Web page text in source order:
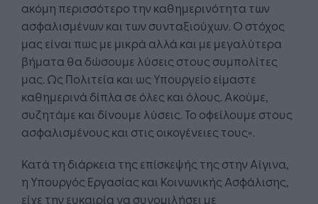
ακόμη περισσότερο την καθημερινότητα των
ασφαλισμένων και των συνταξιούχων. Ο στόχος
μας είναι πως με μικρά αλλά και με μεγαλύτερα
βήματα θα δώσουμε λύσεις στους συμπολίτες
μας. Ως Πολιτεία και ως Υπουργείο είμαστε
καθημερινά δίπλα σε όλες και όλους. Ακούμε,
συζητάμε και δίνουμε λύσεις. Το οφείλουμε στους
ασφαλισμένους και στις οικογένειες τους».
Κατά τη διάρκεια της επίσκεψής της στην Αίγινα,
η Υπουργός Εργασίας και Κοινωνικής Ασφάλισης,
είχε την ευκαιρία να συνομιλήσει με